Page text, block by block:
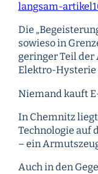
langsam-
Die
sowieso in
geringer Teil der
Elektro-Hysterie
Niemand kauft
In Chemnitz
Technologie auf
– ein
Auch in den